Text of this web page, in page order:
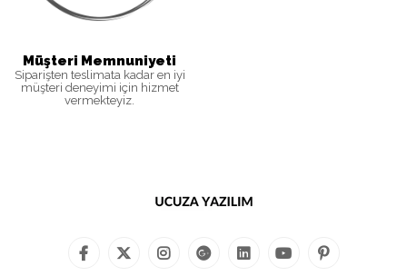
Müşteri Memnuniyeti
Siparişten teslimata kadar en iyi
müşteri deneyimi için hizmet
vermekteyiz.